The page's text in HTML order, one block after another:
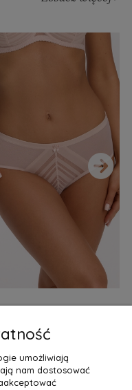
zł
Koszyka »
›
umożliwiają
nam dostosować